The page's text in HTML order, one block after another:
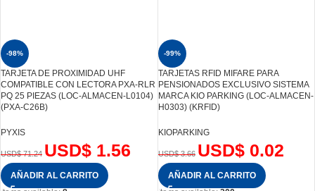
-98%
TARJETA DE PROXIMIDAD UHF
COMPATIBLE CON LECTORA PXA-RLR
PQ 25 PIEZAS (LOC-ALMACEN-L0104)
(PXA-C26B)
PYXIS
USD$71.24 USD$ 1.56
AÑADIR AL CARRITO
-99%
TARJETAS RFID MIFARE PARA
PENSIONADOS EXCLUSIVO SISTEMA
MARCA KIO PARKING (LOC-ALMACEN-
H0303) (KRFID)
KIOPARKING
USD$3.66 USD$0.02
AÑADIR AL CARRITO